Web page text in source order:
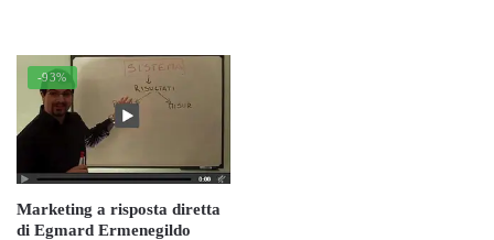
-93%
Marketing a risposta diretta
di Egmard Ermenegildo